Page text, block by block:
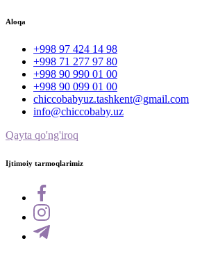
Aloqa
+998 97 424 14 98
+998 71 277 97 80
+998 90 990 01 00
+998 90 099 01 00
chiccobabyuz.tashkent@gmail.com
info@chiccobaby.uz
Qayta qo'ng'iroq
Ijtimoiy tarmoqlarimiz